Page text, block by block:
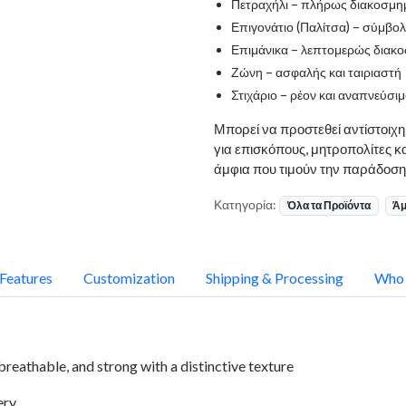
Πετραχήλι – πλήρως
Επιγονάτιο (Παλίτσα) –
Επιμάνικα – λεπτομερώς
Ζώνη – ασφαλής και ταιριαστή
Στιχάριο – ρέον και
Μπορεί να προστεθεί
για επισκόπους, μητροπολίτες
άμφια που τιμούν την
Κατηγορία: Όλα τα Προϊόντα
Customization Shipping & Processing Who
and strong with a distinctive texture